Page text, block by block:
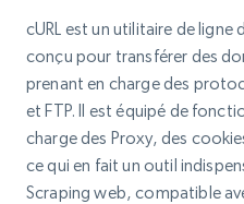
cURL est un utilitaire de
conçu pour transférer des
prenant en charge des
et FTP. Il est équipé de
charge des Proxy, des
ce qui en fait un outil
Scraping web, compatible